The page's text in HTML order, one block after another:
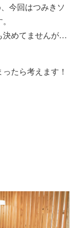
今回はつみきソ
決めてませんが…
たら考えます！